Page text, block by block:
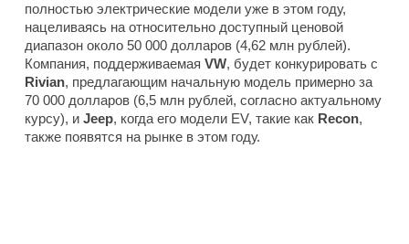
полностью электрические модели уже в этом году,
нацеливаясь на относительно доступный ценовой
диапазон около 50 000 долларов (4,62 млн рублей).
Компания, поддерживаемая VW, будет конкурировать с
Rivian, предлагающим начальную модель примерно за
70 000 долларов (6,5 млн рублей, согласно актуальному
курсу), и Jeep, когда его модели EV, такие как Recon,
также появятся на рынке в этом году.